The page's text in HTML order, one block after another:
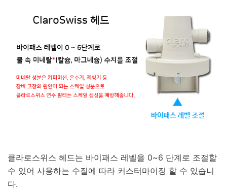
클라로스위스 헤드는 바이패스 레벨을 0~6 단계로 조절할
수 있어 사용하는 수질에 따라 커스터마이징 할 수 있습니
다.